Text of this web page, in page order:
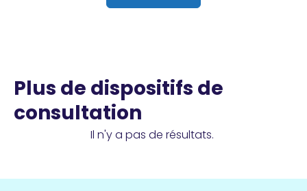
Plus de dispositifs de
consultation
Il n'y a pas de résultats.